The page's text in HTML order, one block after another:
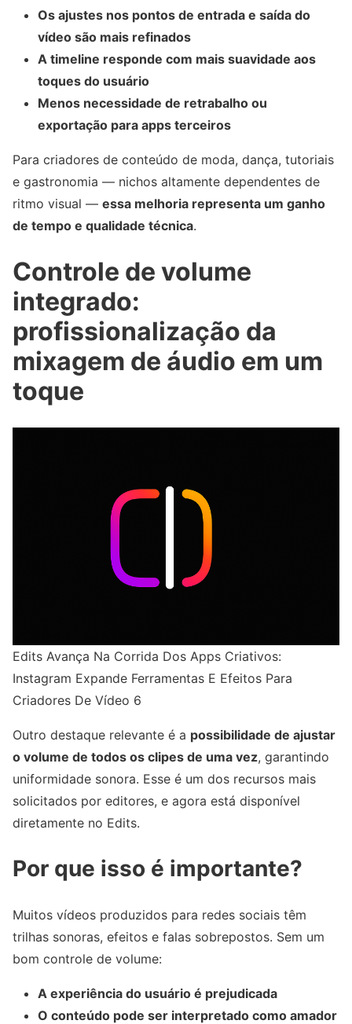
Os ajustes nos pontos de entrada e saída do
vídeo são mais refinados
A timeline responde com mais suavidade aos
toques do usuário
Menos necessidade de retrabalho ou
exportação para apps terceiros
Para criadores de conteúdo de moda, dança, tutoriais
e gastronomia — nichos altamente dependentes de
ritmo visual — essa melhoria representa um ganho
de tempo e qualidade técnica.
Controle de volume
integrado:
profissionalização da
mixagem de áudio em um
toque
Edits Avança Na Corrida Dos Apps Criativos:
Instagram Expande Ferramentas E Efeitos Para
Criadores De Vídeo 6
Outro destaque relevante é a possibilidade de ajustar
o volume de todos os clipes de uma vez, garantindo
uniformidade sonora. Esse é um dos recursos mais
solicitados por editores, e agora está disponível
diretamente no Edits.
Por que isso é importante?
Muitos vídeos produzidos para redes sociais têm
trilhas sonoras, efeitos e falas sobrepostos. Sem um
bom controle de volume:
A experiência do usuário é prejudicada
O conteúdo pode ser interpretado como amador